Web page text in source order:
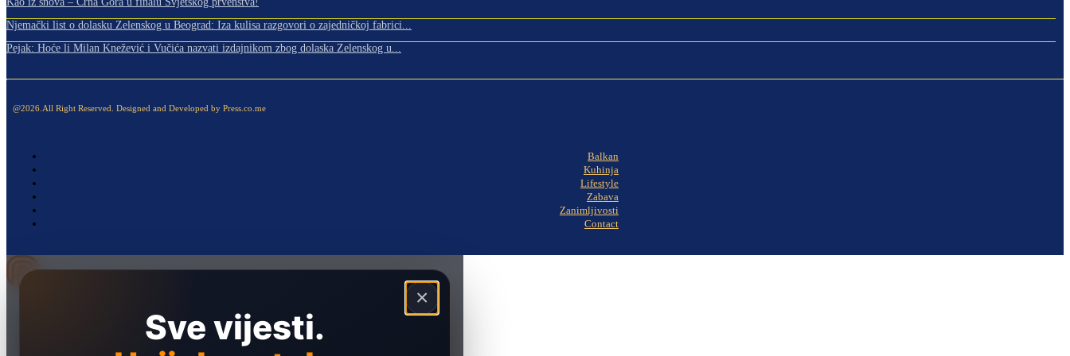
Njemački list o dolasku Zelenskog u Beograd: Iza kulisa razgovori o zajedničkoj fabrici...
Pejak: Hoće li Milan Knežević i Vučića nazvati izdajnikom zbog dolaska Zelenskog u...
@2026.All Right Reserved. Designed and Developed by Press.co.me
Balkan
Kuhinja
Lifestyle
Zabava
Zanimljivosti
Contact
×
Sve vijesti.